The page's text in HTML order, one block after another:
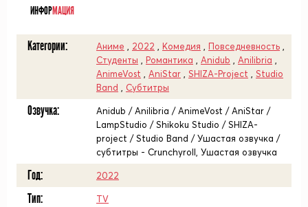
ИНФОРМАЦИЯ
Категории: Аниме 2022 Комедия Повседневность
Студенты
Романтика Anidub Anilibria
AnimeVost
AniStar SHIZA-Project
Studio
Band
Субтитры
Озвучка:
Anidub / Anilibria / AnimeVost / AniStar /
LampStudio / Shikoku Studio / SHIZA-
project / Studio Band / Ушастая озвучка /
субтитры - Crunchyroll, Ушастая озвучка
Год: 2022
Тип: TV